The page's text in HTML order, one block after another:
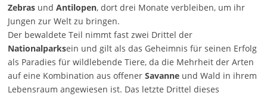
Zebrasund Antilopen, dort drei Monate verbleiben, um ihr
Jungen zur Welt zu bringen.
Der bewaldete Teil nimmt fast zwei Drittel der
Nationalparksein und gilt als das Geheimnis für seinen Erfolg
als Paradies für wildlebende Tiere, da die Mehrheit der Arten
auf eine Kombination aus offener Savanneund Wald in ihrem
Lebensraum angewiesen ist. Das letzte Drittel dieses